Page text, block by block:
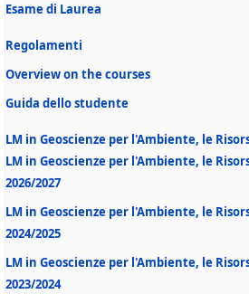
Esame di Laurea
Regolamenti
Overview on the courses
Guida dello studente
LM in Geoscienze per l'Ambiente, le
LM in Geoscienze per l'Ambiente, le
2026/2027
LM in Geoscienze per l'Ambiente, le
2024/2025
LM in Geoscienze per l'Ambiente, le
2023/2024